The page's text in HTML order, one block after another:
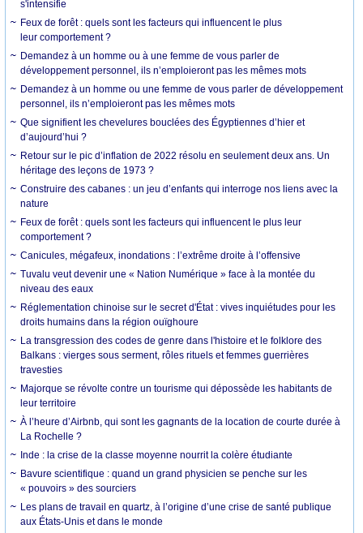
s'intensifie
Feux de forêt : quels sont les facteurs qui influencent le plus
leur comportement ?
Demandez à un homme ou à une femme de vous parler de
développement personnel, ils n’emploieront pas les mêmes mots
Demandez à un homme ou une femme de vous parler de développement
personnel, ils n’emploieront pas les mêmes mots
Que signifient les chevelures bouclées des Égyptiennes d’hier et
d’aujourd’hui ?
Retour sur le pic d’inflation de 2022 résolu en seulement deux ans. Un
héritage des leçons de 1973 ?
Construire des cabanes : un jeu d’enfants qui interroge nos liens avec la
nature
Feux de forêt : quels sont les facteurs qui influencent le plus leur
comportement ?
Canicules, mégafeux, inondations : l’extrême droite à l’offensive
Tuvalu veut devenir une « Nation Numérique » face à la montée du
niveau des eaux
Réglementation chinoise sur le secret d'État : vives inquiétudes pour les
droits humains dans la région ouïghoure
La transgression des codes de genre dans l'histoire et le folklore des
Balkans : vierges sous serment, rôles rituels et femmes guerrières
travesties
Majorque se révolte contre un tourisme qui dépossède les habitants de
leur territoire
À l’heure d’Airbnb, qui sont les gagnants de la location de courte durée à
La Rochelle ?
Inde : la crise de la classe moyenne nourrit la colère étudiante
Bavure scientifique : quand un grand physicien se penche sur les
« pouvoirs » des sourciers
Les plans de travail en quartz, à l’origine d’une crise de santé publique
aux États-Unis et dans le monde